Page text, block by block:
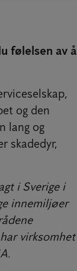
følelsen av å
og den
lang og
skadedyr,
i Sverige i
innemiljøer
virksomhet